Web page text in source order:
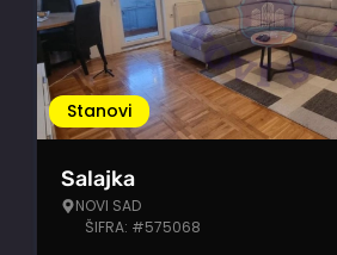
Stanovi
Salajka
NOVI SAD
ŠIFRA: #575068